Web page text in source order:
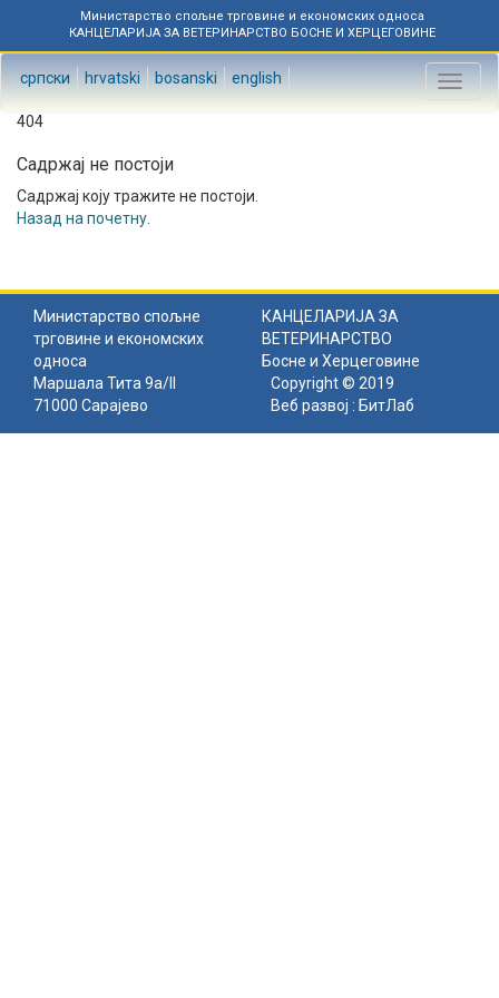
Министарство спољне трговине и економских односа
КАНЦЕЛАРИЈА ЗА ВЕТЕРИНАРСТВО БОСНЕ И ХЕРЦЕГОВИНЕ
српски hrvatski bosanski english
Toggle
404
Садржај не постоји
Садржај коју тражите не постоји.
Назад на почетну
Министарство спољне
трговине и економских
односа
КАНЦЕЛАРИЈА ЗА
ВЕТЕРИНАРСТВО
Босне и Херцеговине
Маршала Тита 9а/II
71000 Сарајево
Copyright © 2019
Веб развој : БитЛаб